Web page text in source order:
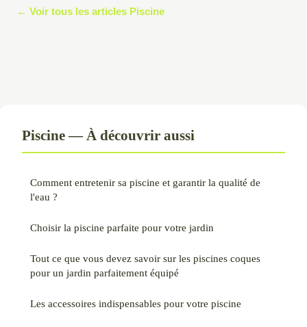
← Voir tous les articles Piscine
Piscine — À découvrir aussi
Comment entretenir sa piscine et garantir la qualité de
l'eau ?
Choisir la piscine parfaite pour votre jardin
Tout ce que vous devez savoir sur les piscines coques
pour un jardin parfaitement équipé
Les accessoires indispensables pour votre piscine